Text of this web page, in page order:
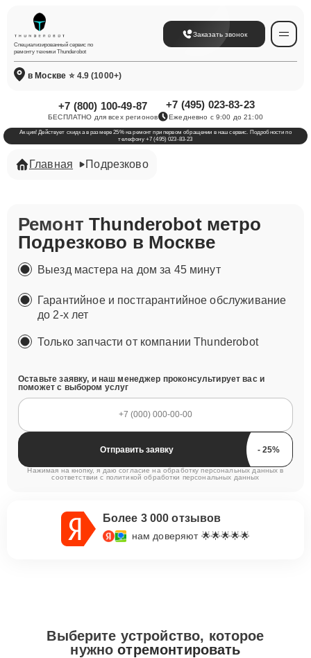
Специализированный сервис по
ремонту техники Thunderobot
Заказать звонок
в Москве ⭐ 4.9 (1000+)
+7 (800) 100-49-87
БЕСПЛАТНО для всех регионов
+7 (495) 023-83-23
Ежедневно с 9:00 до 21:00
Акция! Действует скидка в размере 25% на ремонт при первом обращении в наш сервис. Подробности по
телефону +7 (495) 023-83-23
Главная Подрезково
РемонтThunderobot метро
Подрезково в Москве
Выезд мастера на дом за 45 минут
Гарантийное и постгарантийное обслуживание
до 2-х лет
Только запчасти от компании Thunderobot
Оставьте заявку, и наш менеджер проконсультирует вас и
поможет с выбором услуг
Отправить заявку
Нажимая на кнопку, я даю согласие на обработку персональных данных в
соответствии с политикой обработки персональных данных
Более 3 000 отзывов
нам доверяют 🌟🌟🌟🌟🌟
Выберите устройство, которое
нужноотремонтировать